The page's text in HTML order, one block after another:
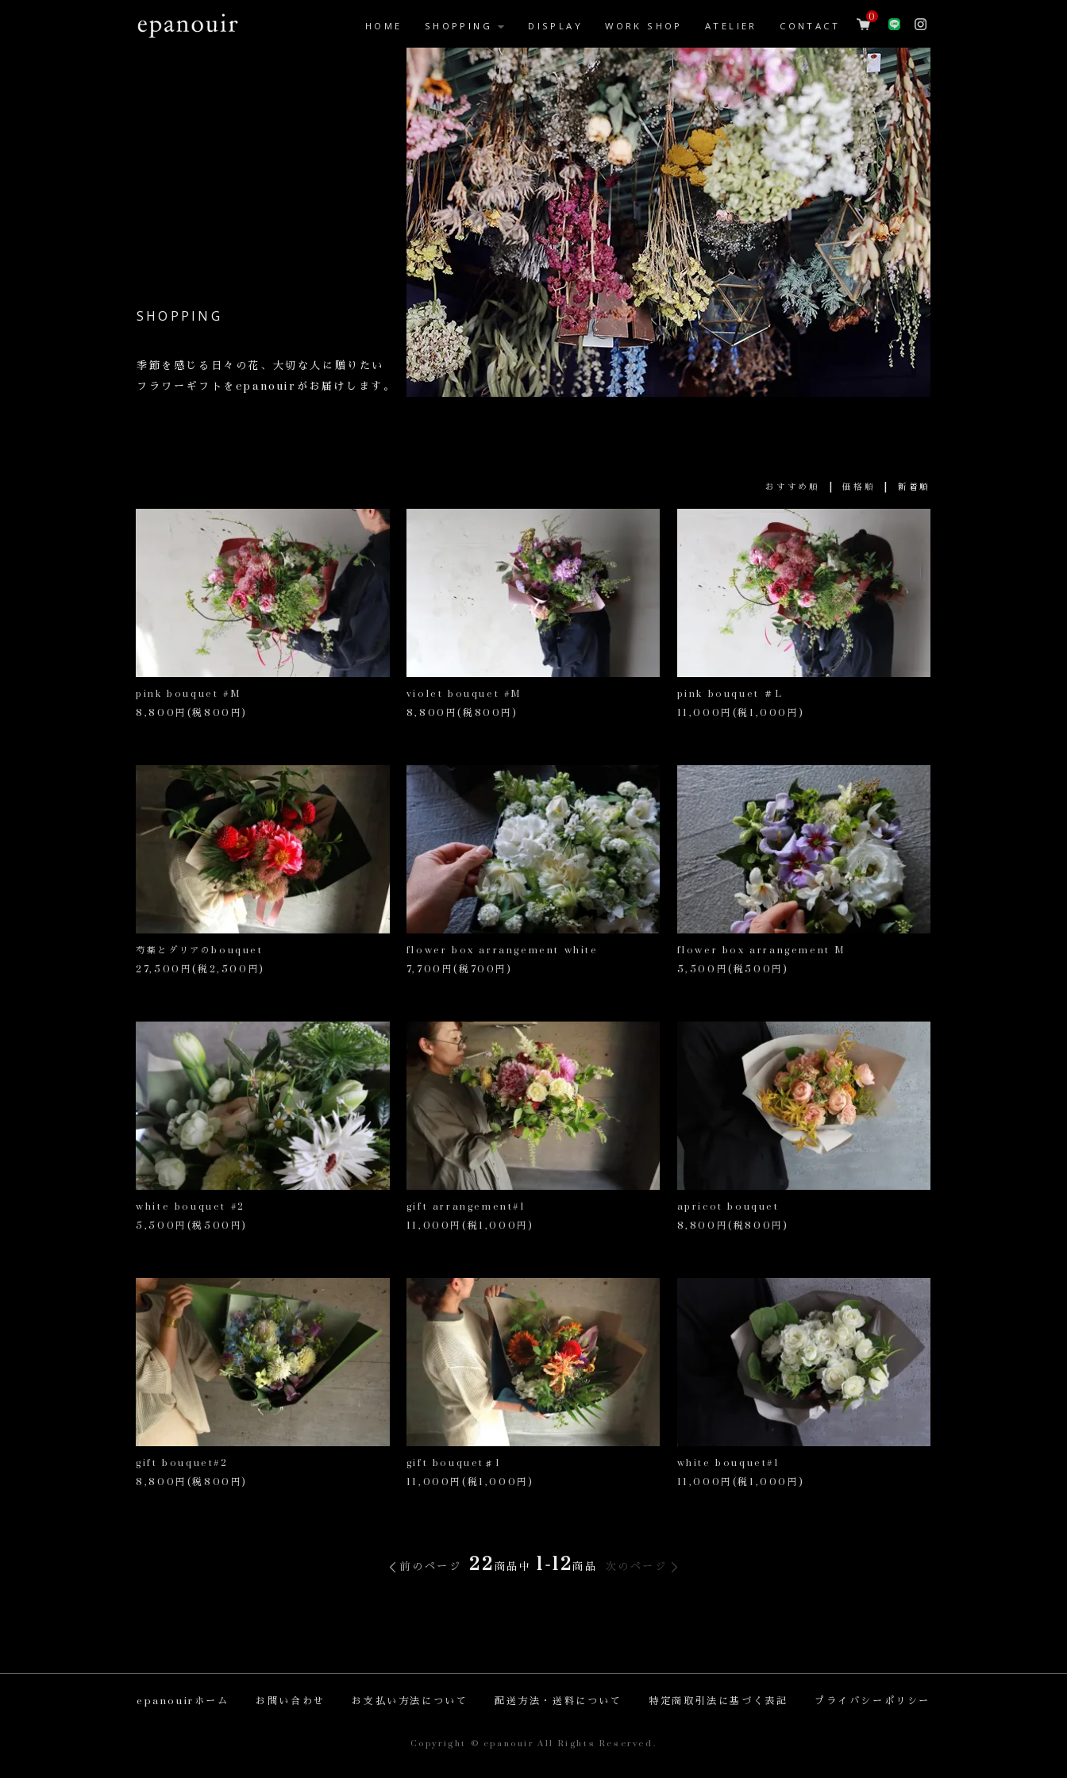
HOME SHOPPING DISPLAY WORK SHOP ATELIER CONTACT
0
SHOPPING
季節を感じる日々の花、大切な人に贈りたい
フラワーギフトをepanouirがお届けします。
おすすめ順 |価格順 |新着順
pink bouquet #M
8,800円(税800円)
violet bouquet #M
8,800円(税800円)
pink bouquet ＃L
11,000円(税1,000円)
芍薬とダリアのbouquet
27,500円(税2,500円)
flower box arrangement white
7,700円(税700円)
flower box arrangement M
5,500円(税500円)
white bouquet #2
5,500円(税500円)
gift arrangement#1
11,000円(税1,000円)
apricot bouquet
8,800円(税800円)
gift bouquet#2
8,800円(税800円)
gift bouquet♯1
11,000円(税1,000円)
white bouquet#1
11,000円(税1,000円)
前のページ 22商品中 1-12商品 次のページ
epanouirホーム お問い合わせ お支払い方法について 配送方法・送料について 特定商取引法に基づく表記 プライバシーポリシー
Copyright © epanouir All Rights Reserved.